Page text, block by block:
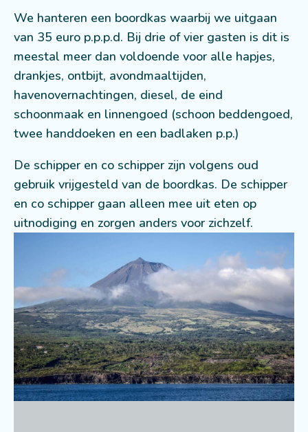
We hanteren een boordkas waarbij we uitgaan
van 35 euro p.p.p.d. Bij drie of vier gasten is dit is
meestal meer dan voldoende voor alle hapjes,
drankjes, ontbijt, avondmaaltijden,
havenovernachtingen, diesel, de eind
schoonmaak en linnengoed (schoon beddengoed,
twee handdoeken en een badlaken p.p.)
De schipper en co schipper zijn volgens oud
gebruik vrijgesteld van de boordkas. De schipper
en co schipper gaan alleen mee uit eten op
uitnodiging en zorgen anders voor zichzelf.